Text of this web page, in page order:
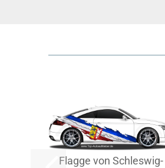
Flagge von Schleswig-